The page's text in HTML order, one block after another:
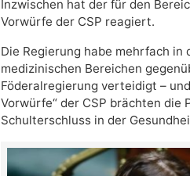
Inzwischen hat der für den
Vorwürfe der CSP reagiert.
Die Regierung habe mehrfach
medizinischen Bereichen
Föderalregierung verteidigt –
Vorwürfe“ der CSP brächten
Schulterschluss in der